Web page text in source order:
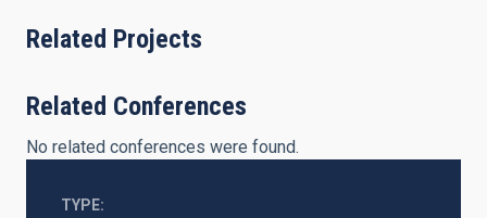
Related Projects
Related Conferences
No related conferences were found.
TYPE